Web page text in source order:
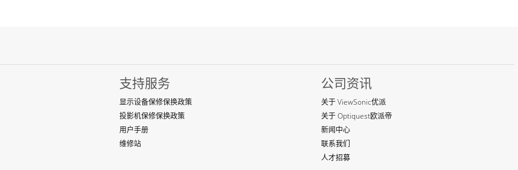
支持服务
显示设备保修保换政策
投影机保修保换政策
用户手册
维修站
公司资讯
关于 ViewSonic优派
关于 Optiquest欧派帝
新闻中心
联系我们
人才招募